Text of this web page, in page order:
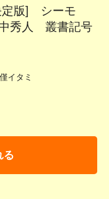
定版] シーモ
秀人 叢書記号
イタミ
る